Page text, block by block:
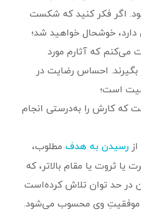
اگر فکر کنید که شکست
دارد، خوشحال خواهید شد؛
می‌کنم که آثارم مورد
احساس رضایت در
است؛
که کارش را به‌درستی انجام
رسیدن به هدف مطلوب،
ثروت یا مقام بالاتر، که
در حد توان تلاش کرده‌است
موفقیتِ وی محسوب می‌شود.